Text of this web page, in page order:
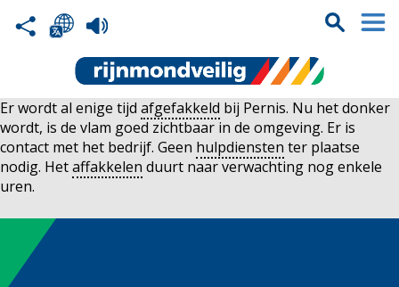
Er wordt al enige tijd afgefakkeld bij Pernis. Nu het donker
wordt, is de vlam goed zichtbaar in de omgeving. Er is
contact met het bedrijf. Geen hulpdiensten ter plaatse
nodig. Hetaffakkelen duurt naar verwachting nog enkele
uren.